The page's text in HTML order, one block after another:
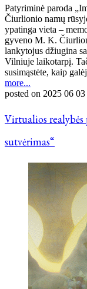
Patyriminė paroda
Čiurlionio namų
ypatinga vieta –
gyveno M. K.
lankytojus džiugina
Vilniuje laikotarpį.
susimąstėte, kaip
more...
posted on 2025 06 03
Virtualios realybės
sutvėrimas“